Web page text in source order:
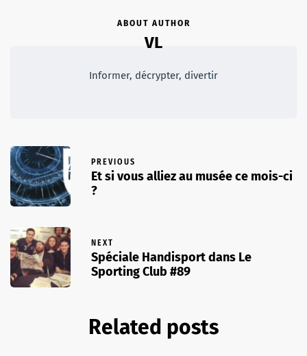
ABOUT AUTHOR
VL
Informer, décrypter, divertir
PREVIOUS
Et si vous alliez au musée ce mois-ci
?
NEXT
Spéciale Handisport dans Le
Sporting Club #89
Related posts